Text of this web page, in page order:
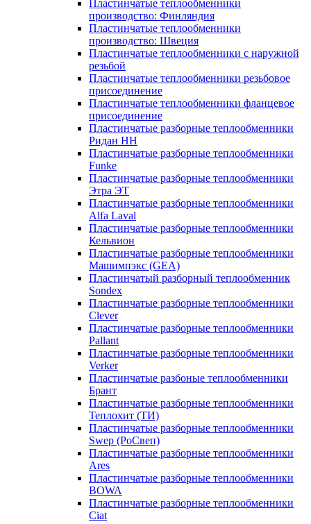
Пластинчатые теплообменники
производство: Финляндия
Пластинчатые теплообменники
производство: Швеция
Пластинчатые теплообменники с наружной
резьбой
Пластинчатые теплообменники резьбовое
присоединение
Пластинчатые теплообменники фланцевое
присоединение
Пластинчатые разборные теплообменники
Ридан НН
Пластинчатые разборные теплообменники
Funke
Пластинчатые разборные теплообменники
Этра ЭТ
Пластинчатые разборные теплообменники
Alfa Laval
Пластинчатые разборные теплообменники
Кельвион
Пластинчатые разборные теплообменники
Машимпэкс (GEA)
Пластинчатый разборный теплообменник
Sondex
Пластинчатые разборные теплообменники
Clever
Пластинчатые разборные теплообменники
Pallant
Пластинчатые разборные теплообменники
Verker
Пластинчатые разбоные теплообменники
Брант
Пластинчатые разборные теплообменники
Теплохит (ТИ)
Пластинчатые разборные теплообменники
Swep (РоСвеп)
Пластинчатые разборные теплообменники
Ares
Пластинчатые разборные теплообменники
BOWA
Пластинчатые разборные теплообменники
Ciat